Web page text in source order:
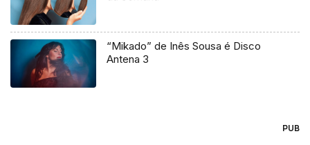
“Mikado” de Inês Sousa é Disco
Antena 3
PUB